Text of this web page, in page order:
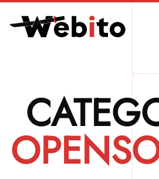
Skip to main content